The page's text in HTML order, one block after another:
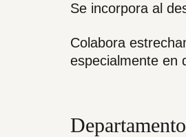
Se incorpora al
Colabora
especialmente en